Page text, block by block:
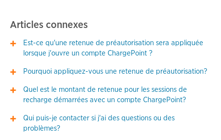
Articles connexes
Est-ce qu'une retenue de préautorisation sera appliquée
lorsque j'ouvre un compte ChargePoint ?
Pourquoi appliquez-vous une retenue de préautorisation?
Quel est le montant de retenue pour les sessions de
recharge démarrées avec un compte ChargePoint?
Qui puis-je contacter si j'ai des questions ou des
problèmes?